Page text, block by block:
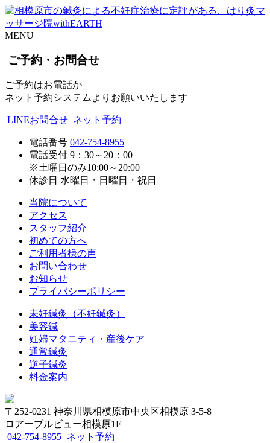
MENU
ご予約・お問合せ
ご予約はお電話か
ネット予約システムよりお願いいたします
LINEお問合せ ネット予約
電話番号 042-754-8955
電話受付 9：30～20：00
※土曜日のみ10:00～20:00
休診日 水曜日・日曜日・祝日
当院について
アクセス
スタッフ紹介
初めての方へ
ご利用者様の声
お問い合わせ
お知らせ
プライバシーポリシー
未妊鍼灸（不妊鍼灸）
美容鍼
妊婦マタニティ・産後ケア
通常鍼灸
逆子鍼灸
料金案内
〒252-0231 神奈川県相模原市中央区相模原 3-5-8
ロアーブルビュー相模原1F
042-754-8955 ネット予約